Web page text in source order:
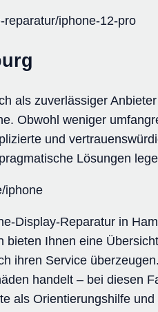
iphone-12-pro
als zuverlässiger
Obwohl weniger
und
Lösungen
iphone
Display-Reparatur in
bieten Ihnen eine
ihren Service
handelt – bei diesen
als Orientierungshilfe